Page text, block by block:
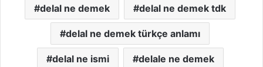
delal ne demek delal ne demek tdk
delal ne demek türkçe anlamı
delal ne ismi delale ne demek